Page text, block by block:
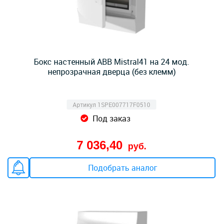
Бокс настенный ABB Mistral41 на 24 мод.
непрозрачная дверца (без клемм)
Артикул 1SPE007717F0510
Под заказ
7 036,40 руб.
Подобрать аналог